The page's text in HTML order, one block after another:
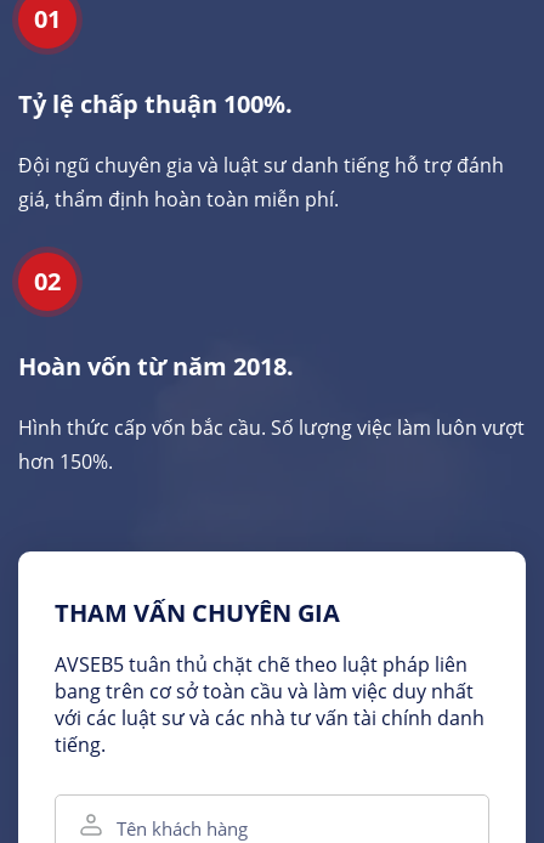
THAM VẤN CHUYÊN GIA
AVSEB5 tuân thủ chặt chẽ theo luật pháp liên
bang trên cơ sở toàn cầu và làm việc duy nhất
với các luật sư và các nhà tư vấn tài chính danh
tiếng.
01
Tỷ lệ chấp thuận 100%.
Đội ngũ chuyên gia và luật sư danh tiếng hỗ trợ đánh
giá, thẩm định hoàn toàn miễn phí.
02
Hoàn vốn từ năm 2018.
Hình thức cấp vốn bắc cầu. Số lượng việc làm luôn vượt
hơn 150%.